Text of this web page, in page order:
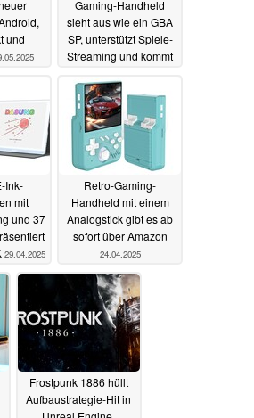
und
Gaming-Handheld
sieht aus wie ein GBA
SP, unterstützt Spiele-
Streaming und kommt
Ink-
mit
und 37
29.04.2025
Retro-Gaming-
Handheld mit einem
Analogstick gibt es ab
sofort über Amazon
24.04.2025
Frostpunk 1886 hüllt
Aufbaustrategie-Hit in